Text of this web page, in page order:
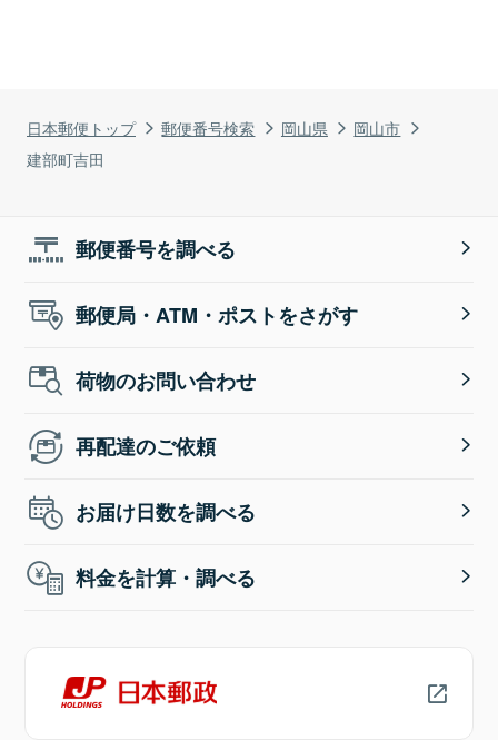
日本郵便トップ 郵便番号検索 岡山県
岡山市
建部町吉田
郵便番号を調べる
郵便局・ATM・ポストをさがす
荷物のお問い合わせ
再配達のご依頼
お届け日数を調べる
料金を計算・調べる